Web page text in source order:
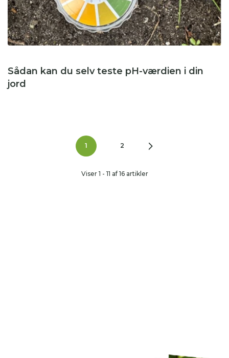
Sådan kan du selv teste pH-værdien i din
jord
1 2
Viser 1 - 11 af 16 artikler